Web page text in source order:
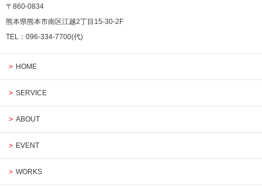
〒860-0834
熊本県熊本市南区江越2丁目15-30-2F
TEL：096-334-7700(代)
HOME
SERVICE
ABOUT
EVENT
WORKS